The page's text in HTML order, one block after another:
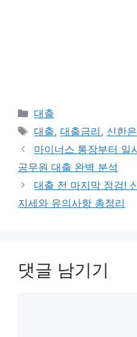
카
테
리
대출
태
그
대출,대출금리 , 신한
마이너스 통장부터 일
공무원 대출 완벽 분석
대출 전 마지막 점검!
지세와 유의사항 총정리
댓글 남기기